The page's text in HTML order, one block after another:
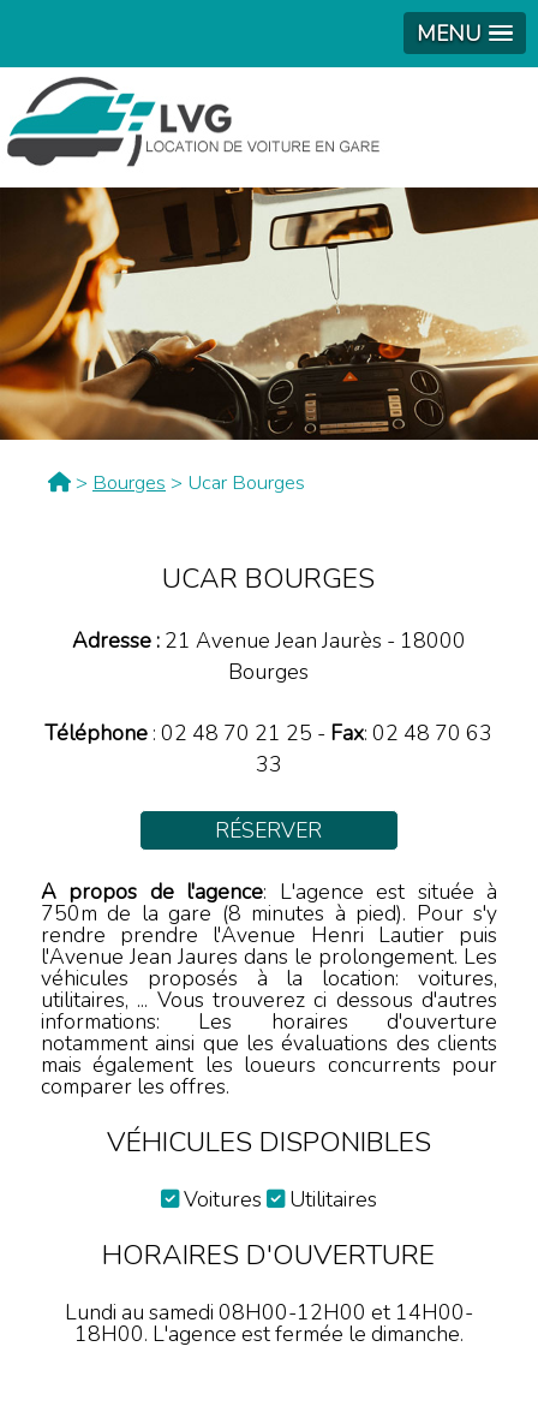
MENU
> Bourges > Ucar Bourges
UCAR BOURGES
Adresse : 21 Avenue Jean Jaurès - 18000
Bourges
Téléphone :02 48 70 21 25 - Fax: 02 48 70 63
33
RÉSERVER
A propos de l'agence: L'agence est située à
750m de la gare (8 minutes à pied). Pour s'y
rendre prendre l'Avenue Henri Lautier puis
l'Avenue Jean Jaures dans le prolongement. Les
véhicules proposés à la location: voitures,
utilitaires, ... Vous trouverez ci dessous d'autres
informations: Les horaires d'ouverture
notamment ainsi que les évaluations des clients
mais également les loueurs concurrents pour
comparer les offres.
VÉHICULES DISPONIBLES
Voitures Utilitaires
HORAIRES D'OUVERTURE
Lundi au samedi 08H00-12H00 et 14H00-
18H00. L'agence est fermée le dimanche.